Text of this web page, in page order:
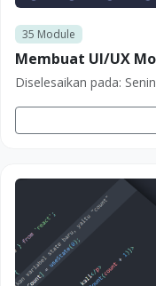
35 Module
Membuat UI/UX
Diselesaikan pada: